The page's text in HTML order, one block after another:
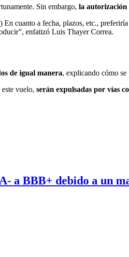
Sin embargo, la autorización
cuanto a fecha, plazos, etc., preferiría
enfatizó Luis Thayer Correa.
de igual manera, explicando cómo se
vuelo, serán expulsadas por vías
a BBB+ debido a un